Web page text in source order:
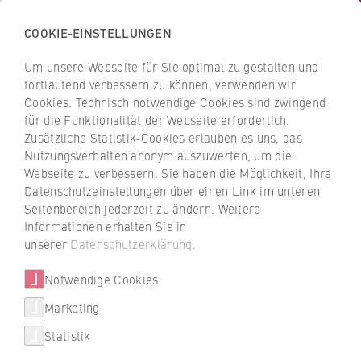
Z
u
ü
k
u
S
a
H
c
h
s
c
h
u
l
e
f
r
W
i
r
Z
u
r
ü
c
k
z
u
r
t
a
t
Studiengänge
Studiengang finden
FAQ Studium
General Management
Studienabschluss
Master of Arts (M.A.)
Berufsbegleitend, Dual, Online
Regelstudienzeit
4 Semester
Studienbeginn
COOKIE-EINSTELLUNGEN
Um unsere Webseite für Sie optimal zu gestalten und
fortlaufend verbessern zu können, verwenden wir
Cookies. Technisch notwendige Cookies sind zwingend
für die Funktionalität der Webseite erforderlich.
Zusätzliche Statistik-Cookies erlauben es uns, das
Nutzungsverhalten anonym auszuwerten, um die
Webseite zu verbessern. Sie haben die Möglichkeit, Ihre
Datenschutzeinstellungen über einen Link im unteren
Seitenbereich jederzeit zu ändern. Weitere
Informationen erhalten Sie in
unserer Datenschutzerklärung
Notwendige Cookies
Marketing
Statistik